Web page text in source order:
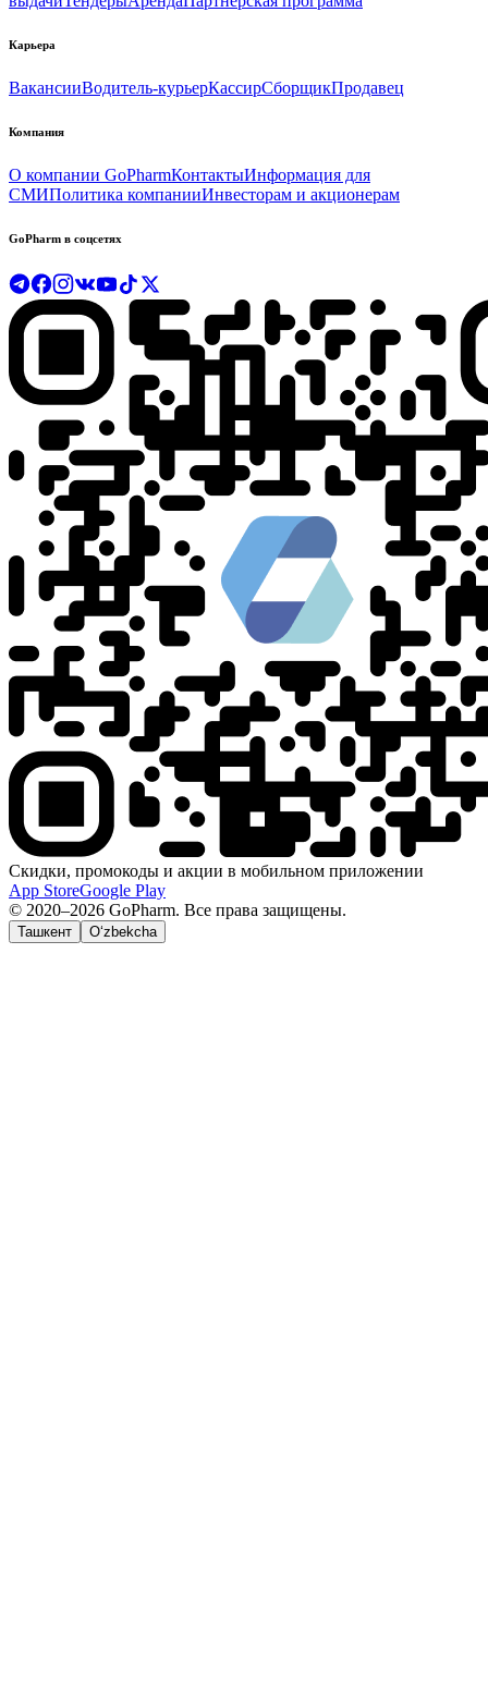
Карьера
ВакансииВодитель-курьерКассирСборщикПродавец
Компания
О компании GoPharmКонтактыИнформация для
СМИПолитика компанииИнвесторам и акционерам
GoPharm в соцсетях
Скидки, промокоды и акции в мобильном приложении
App StoreGoogle Play
© 2020–2026 GoPharm. Все права защищены.
Ташкент O‘zbekcha